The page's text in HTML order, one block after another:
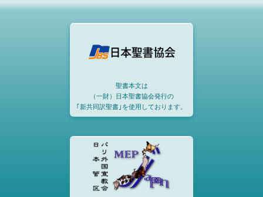
聖書本文は
（一財）日本聖書協会発行の
｢新共同訳聖書｣を使用しております。